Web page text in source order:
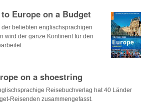
Europe on a Budget
beliebten englischsprachigen
wird der ganze Kontinent für den
on a shoestring
Reisebuchverlag hat 40 Länder
Reisenden zusammengefasst.